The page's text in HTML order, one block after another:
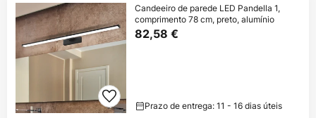
Candeeiro de parede LED Pandella 1,
comprimento 78 cm, preto, alumínio
82,58 €
Prazo de entrega: 11 - 16 dias úteis